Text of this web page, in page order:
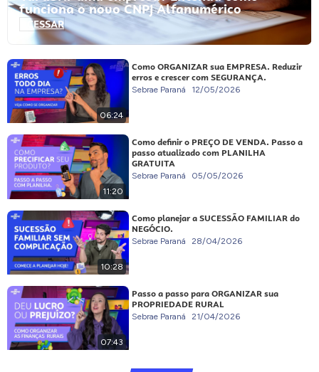
funciona o novo CNPJ Alfanumérico
ACESSAR
06:24
Como ORGANIZAR sua EMPRESA. Reduzir
erros e crescer com SEGURANÇA.
Sebrae Paraná 12/05/2026
11:20
Como definir o PREÇO DE VENDA. Passo a
passo atualizado com PLANILHA
GRATUITA
Sebrae Paraná 05/05/2026
10:28
Como planejar a SUCESSÃO FAMILIAR do
NEGÓCIO.
Sebrae Paraná 28/04/2026
07:43
Passo a passo para ORGANIZAR sua
PROPRIEDADE RURAL
Sebrae Paraná 21/04/2026